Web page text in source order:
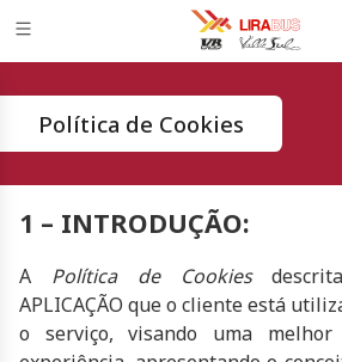
Política de Cookies
1 – INTRODUÇÃO:
A Política de Cookies
APLICAÇÃO que o cliente está
o serviço, visando uma